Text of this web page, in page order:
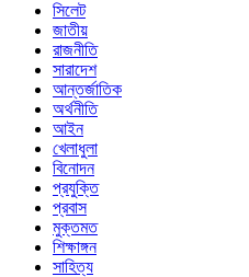
সিলেট
জাতীয়
রাজনীতি
সারাদেশ
আন্তর্জাতিক
অর্থনীতি
আইন
খেলাধুলা
বিনোদন
প্রযুক্তি
প্রবাস
মুক্তমত
শিক্ষাঙ্গন
সাহিত্য